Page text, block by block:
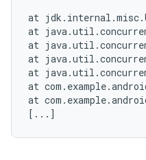
at
at
at
at
at
at
at